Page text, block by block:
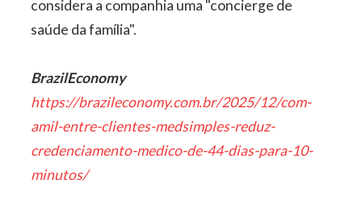
considera a companhia uma "concierge de
saúde da família".
BrazilEconomy
https://brazileconomy.com.br/2025/12/com-
amil-entre-clientes-medsimples-reduz-
credenciamento-medico-de-44-dias-para-10-
minutos/